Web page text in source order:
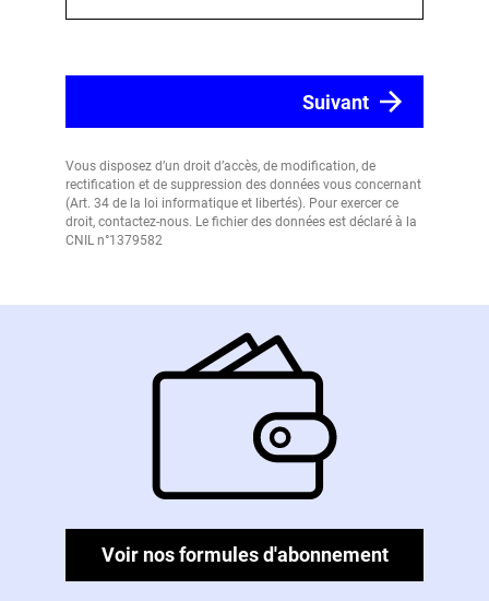
Vous disposez d’un droit d’accès, de modification, de
rectification et de suppression des données vous concernant
(Art. 34 de la loi informatique et libertés). Pour exercer ce
droit, contactez-nous. Le fichier des données est déclaré à la
CNIL n°1379582
Voir nos formules d'abonnement